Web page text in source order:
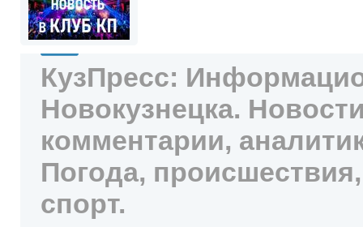
КузПресс:
Новокузнецка.
комментарии,
Погода,
спорт.